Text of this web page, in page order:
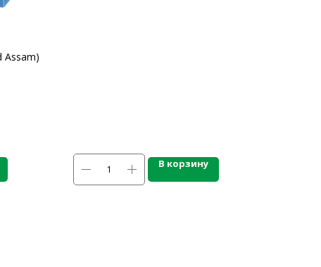
Assam)
В корзину
ИНФОРМАЦИЯ